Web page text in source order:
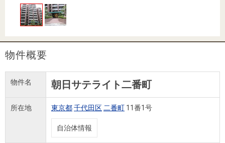
（電子ブ
ック）
物件概要
物件名 朝日サテライト二番町
所在地 東京都千代田区 二番町 11番1号
自治体情報